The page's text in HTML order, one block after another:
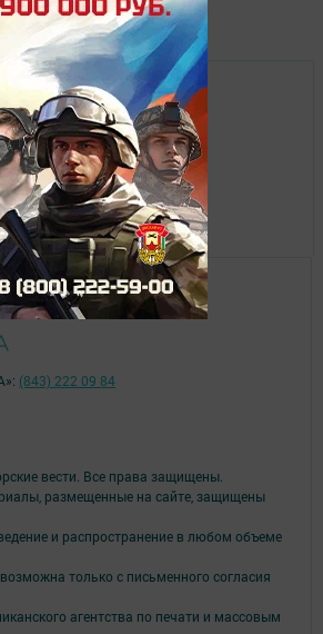
вести. Все права защищены.
размещенные на сайте, защищены
и распространение в любом объеме
только с письменного согласия
агентства по печати и массовым
(843) 222 09 84